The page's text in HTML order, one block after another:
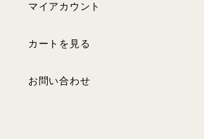
マイアカウント
カートを見る
お問い合わせ